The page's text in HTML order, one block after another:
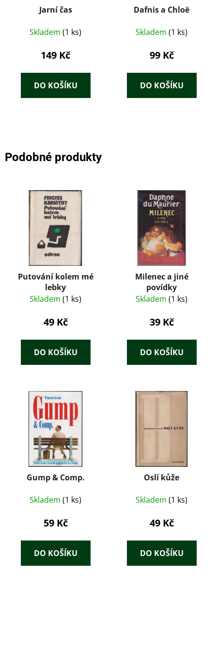
Jarní čas
Skladem (1 ks)
149 Kč
DO KOŠÍKU
Dafnis a Chloë
Skladem (1 ks)
99 Kč
DO KOŠÍKU
Podobné produkty
Putování kolem mé
lebky
Skladem (1 ks)
49 Kč
DO KOŠÍKU
Milenec a jiné
povídky
Skladem (1 ks)
39 Kč
DO KOŠÍKU
Gump & Comp.
Skladem (1 ks)
59 Kč
DO KOŠÍKU
Oslí kůže
Skladem (1 ks)
49 Kč
DO KOŠÍKU